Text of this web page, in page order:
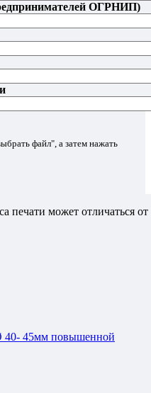
ОГРНИП)
файл", а затем нажать
печати может отличаться